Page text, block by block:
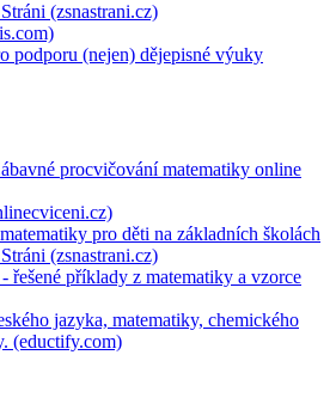
(zsnastrani.cz)
podporu (nejen) dějepisné výuky
procvičování matematiky online
pro děti na základních školách
(zsnastrani.cz)
řešené příklady z matematiky a vzorce
jazyka, matematiky, chemického
(eductify.com)